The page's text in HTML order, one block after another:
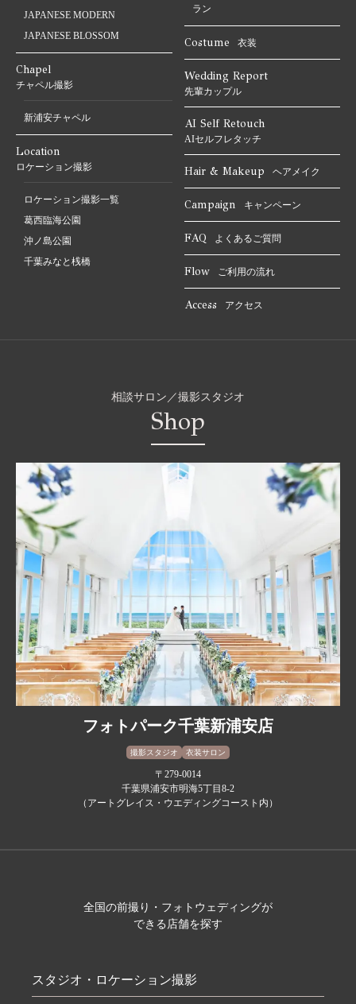
JAPANESE MODERN
JAPANESE BLOSSOM
Chapel
チャペル撮影
新浦安チャペル
Location
ロケーション撮影
ロケーション撮影一覧
葛西臨海公園
沖ノ島公園
千葉みなと桟橋
ラン
Costume 衣装
Wedding Report
先輩カップル
AI Self Retouch
AIセルフレタッチ
Hair & Makeup ヘアメイク
Campaign キャンペーン
FAQ よくあるご質問
Flow ご利用の流れ
Access アクセス
相談サロン／撮影スタジオ
Shop
フォトパーク千葉新浦安店
撮影スタジオ 衣装サロン
〒279-0014
千葉県浦安市明海5丁目8-2
（アートグレイス・ウエディングコースト内）
全国の前撮り・フォトウェディングが
できる店舗を探す
スタジオ・ロケーション撮影